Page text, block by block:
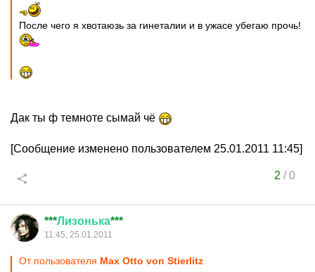
После чего я хвотаюзь за гинеталии и в ужасе убегаю прочь!
Дак ты ф темноте сымай чё
[Сообщение изменено пользователем 25.01.2011 11:45]
2 /0
***Лизонька***
11:45, 25.01.2011
От пользователя Max Otto von Stierlitz